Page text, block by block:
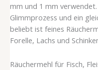
mm und 1 mm
Glimmprozess und ein
beliebt ist feines
Forelle, Lachs und
Räuchermehl für Fisch,